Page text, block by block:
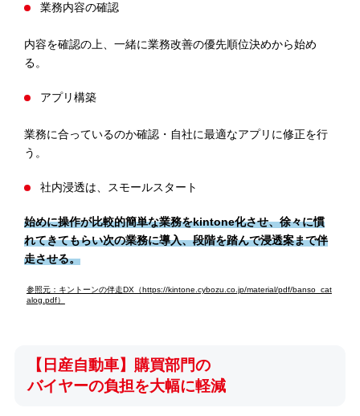
業務内容の確認
内容を確認の上、一緒に業務改善の優先順位決めから始め
る。
アプリ構築
業務に合っているのか確認・自社に最適なアプリに修正を行
う。
社内浸透は、スモールスタート
始めに操作が比較的簡単な業務をkintone化させ、徐々に慣
れてきてもらい次の業務に導入、段階を踏んで浸透案まで伴
走させる。
参照元：キントーンの伴走DX（https://kintone.cybozu.co.jp/material/pdf/banso_cat
alog.pdf）
【日産自動車】購買部門の
バイヤーの負担を大幅に軽減